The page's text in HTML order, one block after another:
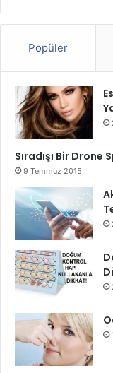
Popüler
Sıradışı Bir Drone
9 Temmuz 2015